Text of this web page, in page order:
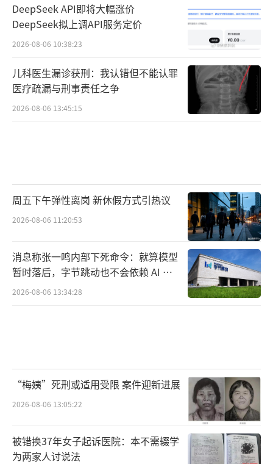
DeepSeek API即将大幅涨价
DeepSeek拟上调API服务定价
2026-08-06 10:38:23
儿科医生漏诊获刑：我认错但不能认罪
医疗疏漏与刑事责任之争
2026-08-06 13:45:15
周五下午弹性离岗 新休假方式引热议
2026-08-06 11:20:53
消息称张一鸣内部下死命令：就算模型
暂时落后，字节跳动也不会依赖 AI 蒸
馏技术
2026-08-06 13:34:28
“梅姨”死刑或适用受限 案件迎新进展
2026-08-06 13:05:22
被错换37年女子起诉医院：本不需辍学
为两家人讨说法